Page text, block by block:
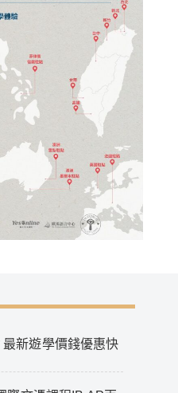
新遊學價錢優惠快